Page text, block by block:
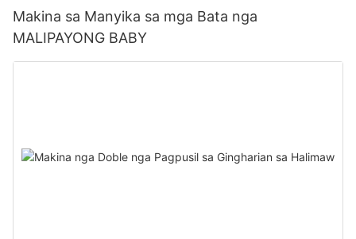
Makina sa Manyika sa mga Bata nga
MALIPAYONG BABY